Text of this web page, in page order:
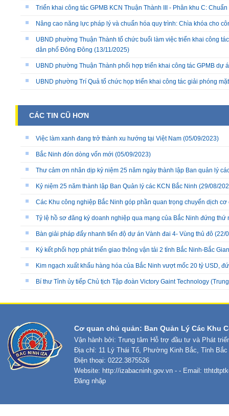
Triển khai công tác GPMB KCN Thuận Thành III - Phân khu C:
Nâng cao năng lực pháp lý và chuẩn hóa quy trình: Chìa khóa cho
UBND phường Thuận Thành tổ chức buổi làm việc triển khai công
dân phố Đông Đông (13/11/2025)
UBND phường Thuận Thành phối hợp triển khai công tác GPMB dự
UBND phường Trí Quả tổ chức họp triển khai công tác giải phóng
CÁC TIN CŨ HƠN
Việc làm xanh đang trở thành xu hướng tại Việt Nam (05/09/2023)
Bắc Ninh đón dòng vốn mới (05/09/2023)
Thư cảm ơn nhân dịp kỷ niệm 25 năm ngày thành lập Ban quản lý
Kỷ niệm 25 năm thành lập Ban Quản lý các KCN Bắc Ninh (29/08/
Các Khu công nghiệp Bắc Ninh góp phần quan trọng chuyển dịch
Tỷ lệ hồ sơ đăng ký doanh nghiệp qua mạng của Bắc Ninh đứng
Bàn giải pháp đẩy nhanh tiến độ dự án Vành đai 4- Vùng thủ đô (22/
Ký kết phối hợp phát triển giao thông vận tải 2 tỉnh Bắc Ninh-Bắc
Kim ngạch xuất khẩu hàng hóa của Bắc Ninh vượt mốc 20 tỷ USD,
Bí thư Tỉnh ủy tiếp Chủ tịch Tập đoàn Victory Gaint Technology
Cơ quan chủ quản: Ban Quản Lý Các Khu
Vận hành bởi: Trung tâm Hỗ trợ đầu tư và Phát
Địa chỉ: 11 Lý Thái Tổ, Phường Kinh Bắc, Tỉnh Bắc
Điện thoại: 0222.3875526
Website: http://izabacninh.gov.vn - - Email:
Đăng nhập